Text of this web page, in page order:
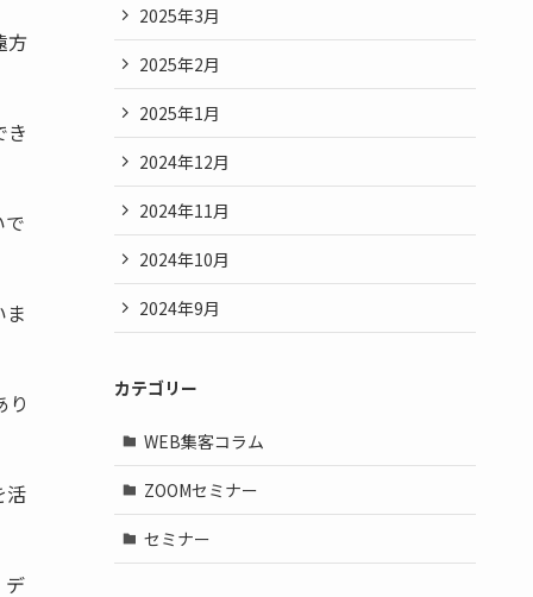
方
き
り
活
デ
2025年3月
2025年2月
2025年1月
2024年12月
2024年11月
2024年10月
2024年9月
カテゴリー
WEB集客コラム
ZOOMセミナー
セミナー